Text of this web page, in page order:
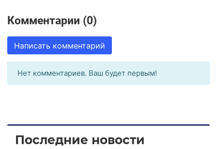
Комментарии (0)
Написать комментарий
Нет комментариев. Ваш будет первым!
Последние новости